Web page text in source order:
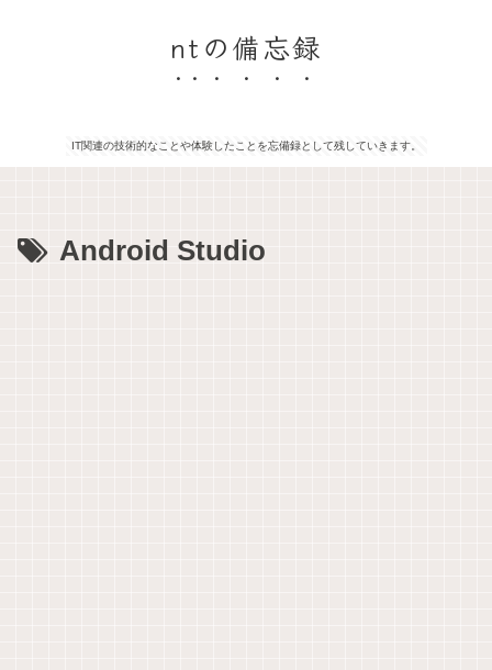
ntの備忘録
IT関連の技術的なことや体験したことを忘備録として残していきます。
Android Studio